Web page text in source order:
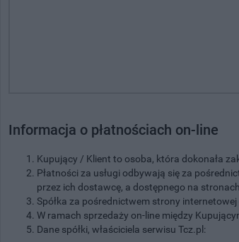
Informacja o płatnościach on-line
Kupujący / Klient to osoba, która dokonała
Płatności za usługi odbywają się za
przez ich dostawcę, a dostępnego na stronach
Spółka za pośrednictwem strony
W ramach sprzedaży on-line między
Dane spółki, właściciela serwisu Tcz.pl: